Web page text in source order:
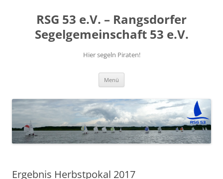
RSG 53 e.V. – Rangsdorfer
Segelgemeinschaft 53 e.V.
Hier segeln Piraten!
Menü
Ergebnis Herbstpokal 2017